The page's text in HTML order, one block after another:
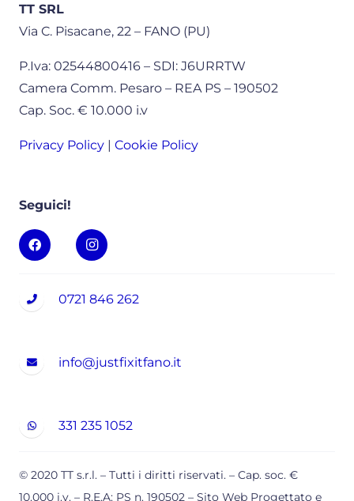
TT SRL
Via C. Pisacane, 22 – FANO (PU)
P.Iva: 02544800416 – SDI: J6URRTW
Camera Comm. Pesaro – REA PS – 190502
Cap. Soc. € 10.000 i.v
Privacy Policy | Cookie Policy
Seguici!
0721 846 262
info@justfixitfano.it
331 235 1052
© 2020 TT s.r.l. – Tutti i diritti riservati. – Cap. soc. €
10.000 i.v. – R.E.A: PS n. 190502 – Sito Web Progettato e